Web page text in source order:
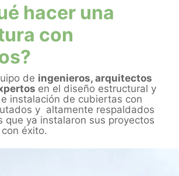
hacer una
con
de ingenieros, arquitectos
en el diseño estructural y
instalación de cubiertas con
y altamente respaldados
que ya instalaron sus proyectos
éxito.